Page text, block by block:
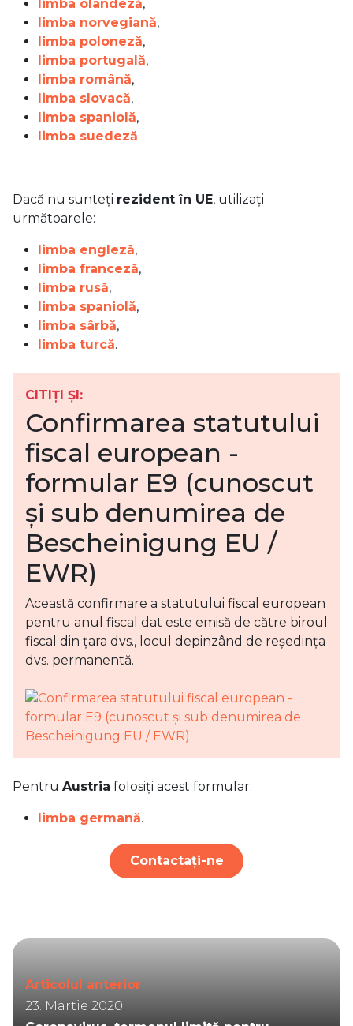
limba olandeză,
limba norvegiană,
limba poloneză,
limba portugală,
limba română,
limba slovacă,
limba spaniolă,
limba suedeză.
Dacă nu sunteți rezident în UE, utilizați
următoarele:
limba engleză,
limba franceză,
limba rusă,
limba spaniolă,
limba sârbă,
limba turcă.
CITIȚI ȘI:
Confirmarea statutului
fiscal european -
formular E9 (cunoscut
și sub denumirea de
Bescheinigung EU /
EWR)
Această confirmare a statutului fiscal european
pentru anul fiscal dat este emisă de către biroul
fiscal din țara dvs., locul depinzând de reședința
dvs. permanentă.
Pentru Austria folosiți acest formular:
limba germană.
Contactați-ne
Articolul anterior
23. Martie 2020